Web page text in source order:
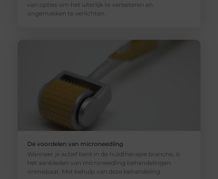
van opties om het uiterlijk te verbeteren en
ongemakken te verlichten.
De voordelen van microneedling
Wanneer je actief bent in de huidtherapie branche, is
het aanbieden van microneedling behandelingen
onmisbaar. Met behulp van deze behandeling